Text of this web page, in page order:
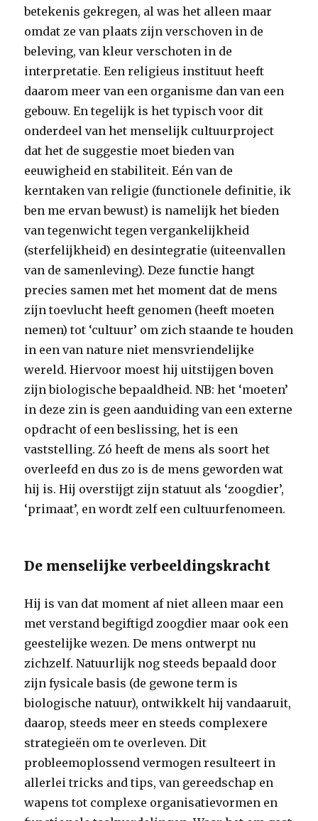
betekenis gekregen, al was het alleen maar
omdat ze van plaats zijn verschoven in de
beleving, van kleur verschoten in de
interpretatie. Een religieus instituut heeft
daarom meer van een organisme dan van een
gebouw. En tegelijk is het typisch voor dit
onderdeel van het menselijk cultuurproject
dat het de suggestie moet bieden van
eeuwigheid en stabiliteit. Eén van de
kerntaken van religie (functionele definitie, ik
ben me ervan bewust) is namelijk het bieden
van tegenwicht tegen vergankelijkheid
(sterfelijkheid) en desintegratie (uiteenvallen
van de samenleving). Deze functie hangt
precies samen met het moment dat de mens
zijn toevlucht heeft genomen (heeft moeten
nemen) tot ‘cultuur’ om zich staande te houden
in een van nature niet mensvriendelijke
wereld. Hiervoor moest hij uitstijgen boven
zijn biologische bepaaldheid. NB: het ‘moeten’
in deze zin is geen aanduiding van een externe
opdracht of een beslissing, het is een
vaststelling. Zó heeft de mens als soort het
overleefd en dus zo is de mens geworden wat
hij is. Hij overstijgt zijn statuut als ‘zoogdier’,
‘primaat’, en wordt zelf een cultuurfenomeen.
De menselijke verbeeldingskracht
Hij is van dat moment af niet alleen maar een
met verstand begiftigd zoogdier maar ook een
geestelijke wezen. De mens ontwerpt nu
zichzelf. Natuurlijk nog steeds bepaald door
zijn fysicale basis (de gewone term is
biologische natuur), ontwikkelt hij vandaaruit,
daarop, steeds meer en steeds complexere
strategieën om te overleven. Dit
probleemoplossend vermogen resulteert in
allerlei tricks and tips, van gereedschap en
wapens tot complexe organisatievormen en